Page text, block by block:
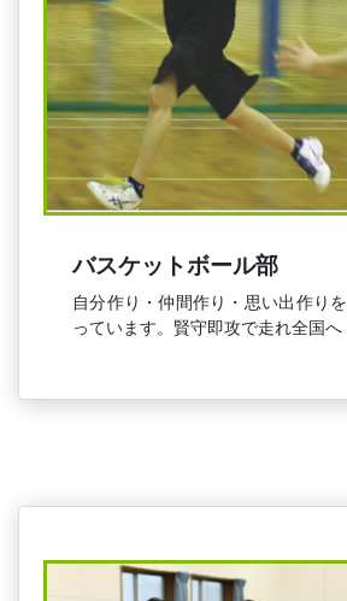
バスケットボール部
自分作り・仲間作り・思い出作り
っています。賢守即攻で走れ全国へ